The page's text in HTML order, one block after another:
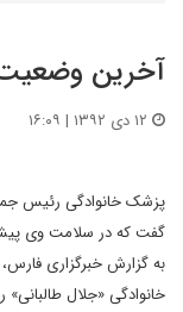
آخرین
پزشک خانوادگی رئیس
گفت که در سلامت وی
به گزارش خبرگزاری
خانوادگی «جلال